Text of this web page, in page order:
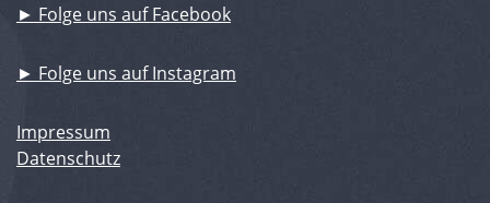
► Folge uns auf Facebook
► Folge uns auf Instagram
Impressum
Datenschutz